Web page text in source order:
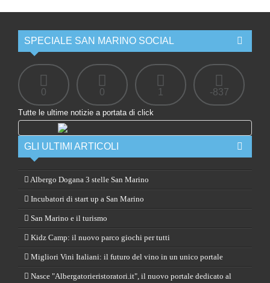
SPECIALE SAN MARINO SOCIAL
0 0 1 -837
Tutte le ultime notizie a portata di click
GLI ULTIMI ARTICOLI
Albergo Dogana 3 stelle San Marino
Incubatori di start up a San Marino
San Marino e il turismo
Kidz Camp: il nuovo parco giochi per tutti
Migliori Vini Italiani: il futuro del vino in un unico portale
Nasce "Albergatorieristoratori.it", il nuovo portale dedicato al